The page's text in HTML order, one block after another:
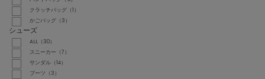
クラッチバッグ（1）
かごバッグ（3）
シューズ
ALL（30）
スニーカー（7）
サンダル（14）
ブーツ（3）